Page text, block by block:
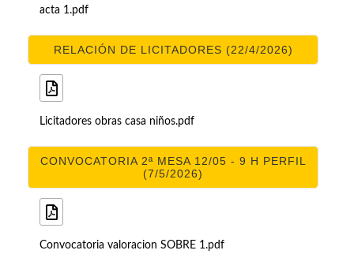
acta 1.pdf
RELACIÓN DE LICITADORES (22/4/2026)
Licitadores obras casa niños.pdf
CONVOCATORIA 2ª MESA 12/05 - 9 H PERFIL
(7/5/2026)
Convocatoria valoracion SOBRE 1.pdf